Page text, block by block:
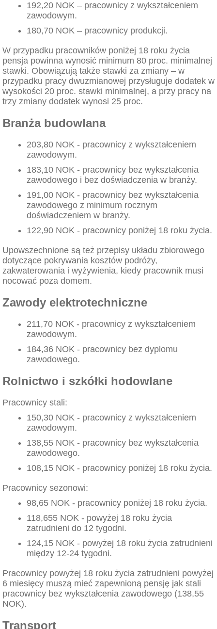
192,20 NOK – pracownicy z wykształceniem
zawodowym.
180,70 NOK – pracownicy produkcji.
W przypadku pracowników poniżej 18 roku życia
pensja powinna wynosić minimum 80 proc. minimalnej
stawki. Obowiązują także stawki za zmiany – w
przypadku pracy dwuzmianowej przysługuje dodatek w
wysokości 20 proc. stawki minimalnej, a przy pracy na
trzy zmiany dodatek wynosi 25 proc.
Branża budowlana
203,80 NOK - pracownicy z wykształceniem
zawodowym.
183,10 NOK - pracownicy bez wykształcenia
zawodowego i bez doświadczenia w branży.
191,00 NOK - pracownicy bez wykształcenia
zawodowego z minimum rocznym
doświadczeniem w branży.
122,90 NOK - pracownicy poniżej 18 roku życia.
Upowszechnione są też przepisy układu zbiorowego
dotyczące pokrywania kosztów podróży,
zakwaterowania i wyżywienia, kiedy pracownik musi
nocować poza domem.
Zawody elektrotechniczne
211,70 NOK - pracownicy z wykształceniem
zawodowym.
184,36 NOK - pracownicy bez dyplomu
zawodowego.
Rolnictwo i szkółki hodowlane
Pracownicy stali:
150,30 NOK - pracownicy z wykształceniem
zawodowym.
138,55 NOK - pracownicy bez wykształcenia
zawodowego.
108,15 NOK - pracownicy poniżej 18 roku życia.
Pracownicy sezonowi:
98,65 NOK - pracownicy poniżej 18 roku życia.
118,655 NOK - powyżej 18 roku życia
zatrudnieni do 12 tygodni.
124,15 NOK - powyżej 18 roku życia zatrudnieni
między 12-24 tygodni.
Pracownicy powyżej 18 roku życia zatrudnieni powyżej
6 miesięcy muszą mieć zapewnioną pensję jak stali
pracownicy bez wykształcenia zawodowego (138,55
NOK).
Transport